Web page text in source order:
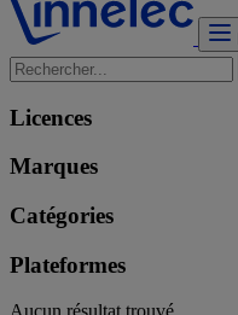
Licences
Marques
Catégories
Plateformes